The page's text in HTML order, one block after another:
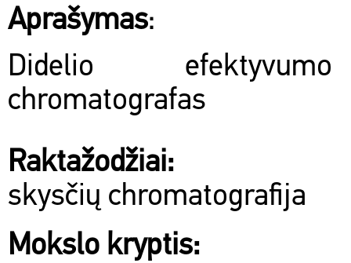
Aprašymas:
Didelio
chromatografas
Raktažodžiai:
skysčių chromatografija
Mokslo kryptis: